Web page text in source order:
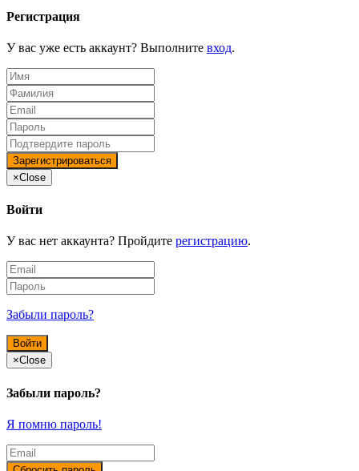
Регистрация
У вас уже есть аккаунт? Выполните вход.
×Close
Войти
У вас нет аккаунта? Пройдите регистрацию.
Забыли пароль?
×Close
Забыли пароль?
Я помню пароль!